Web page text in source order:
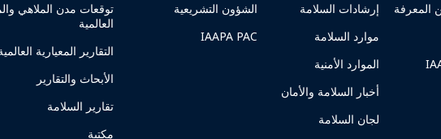
المعرفة
إرشادات السلامة
موارد السلامة
الموارد الأمنية
أخبار السلامة والأمان
لجان السلامة
الشؤون التشريعية
IAAPA PAC
توقعات مدن الملاهي
العالمية
التقارير المعيارية
الأبحاث والتقارير
تقارير السلامة
مكتبة